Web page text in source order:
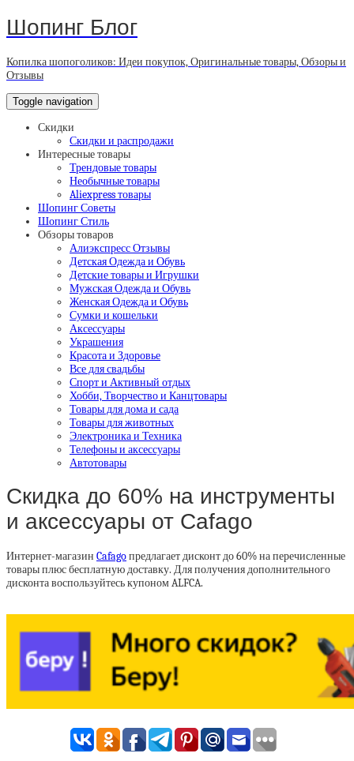
Шопинг Блог
Копилка шопоголиков: Идеи покупок, Оригинальные товары, Обзоры и
Отзывы
Toggle navigation
Скидки
Скидки и распродажи
Интересные товары
Трендовые товары
Необычные товары
Aliexpress товары
Шопинг Советы
Шопинг Стиль
Обзоры товаров
Алиэкспресс Отзывы
Детская Одежда и Обувь
Детские товары и Игрушки
Мужская Одежда и Обувь
Женская Одежда и Обувь
Сумки и кошельки
Аксессуары
Украшения
Красота и Здоровье
Все для свадьбы
Спорт и Активный отдых
Хобби, Творчество и Канцтовары
Товары для дома и сада
Товары для животных
Электроника и Техника
Телефоны и аксессуары
Автотовары
Скидка до 60% на инструменты
и аксессуары от Cafago
Интернет-магазин Cafagoпредлагает дисконт до 60% на перечисленные
товары плюс бесплатную доставку. Для получения дополнительного
дисконта воспользуйтесь купоном ALFCA.